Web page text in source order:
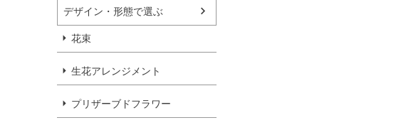
デザイン・形態で選ぶ
花束
生花アレンジメント
プリザーブドフラワー